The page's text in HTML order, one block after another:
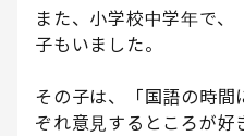
また、小学校中学年で、
子もいました。
その子は、「国語の時
ぞれ意見するところが好